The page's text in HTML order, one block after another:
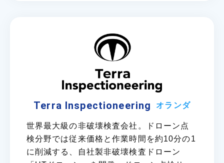
Terra Inspectioneering オランダ
世界最大級の非破壊検査会社。ドローン点
検分野では従来価格と作業時間を約10分の1
に削減する、自社製非破壊検査ドローン